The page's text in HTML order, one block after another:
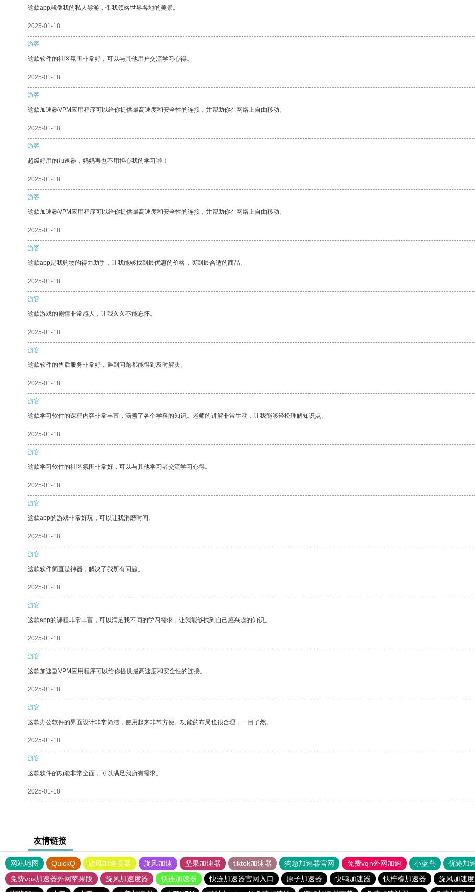
这款app就像我的私人导游，带我领略世界各地的美景。
2025-01-18
游客
这款软件的社区氛围非常好，可以与其他用户交流学习心得。
2025-01-18
游客
这款加速器VPM应用程序可以给你提供最高速度和安全性的连接，并帮助你在网络上自由移动。
2025-01-18
游客
超级好用的加速器，妈妈再也不用担心我的学习啦！
2025-01-18
游客
这款加速器VPM应用程序可以给你提供最高速度和安全性的连接，并帮助你在网络上自由移动。
2025-01-18
游客
这款app是我购物的得力助手，让我能够找到最优惠的价格，买到最合适的商品。
2025-01-18
游客
这款游戏的剧情非常感人，让我久久不能忘怀。
2025-01-18
游客
这款软件的售后服务非常好，遇到问题都能得到及时解决。
2025-01-18
游客
这款学习软件的课程内容非常丰富，涵盖了各个学科的知识。老师的讲解非常生动，让我能够轻松理解知识点。
2025-01-18
游客
这款学习软件的社区氛围非常好，可以与其他学习者交流学习心得。
2025-01-18
游客
这款app的游戏非常好玩，可以让我消磨时间。
2025-01-18
游客
这款软件简直是神器，解决了我所有问题。
2025-01-18
游客
这款app的课程非常丰富，可以满足我不同的学习需求，让我能够找到自己感兴趣的知识。
2025-01-18
游客
这款加速器VPM应用程序可以给你提供最高速度和安全性的连接。
2025-01-18
游客
这款办公软件的界面设计非常简洁，使用起来非常方便。功能的布局也很合理，一目了然。
2025-01-18
游客
这款软件的功能非常全面，可以满足我所有需求。
2025-01-18
友情链接
网站地图 QuickQ 旋风加速度器 旋风加速 坚果加速器 tiktok加速器 狗急加速器官网 免费vqn外网加速 小蓝鸟 优途加
免费vps加速器外网苹果版
旋风加速度器 快连加速器 快连加速器官网入口 原子加速器 快鸭加速器 快柠檬加速器 旋风加速